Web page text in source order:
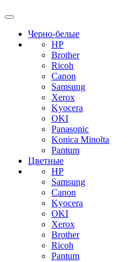
Черно-белые
HP
Brother
Ricoh
Canon
Samsung
Xerox
Kyocera
OKI
Panasonic
Konica Minolta
Pantum
Цветные
HP
Samsung
Canon
Kyocera
OKI
Xerox
Brother
Ricoh
Pantum